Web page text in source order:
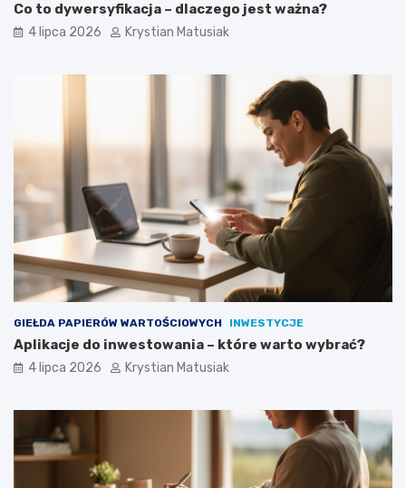
Co to dywersyfikacja – dlaczego jest ważna?
4 lipca 2026 Krystian Matusiak
GIEŁDA PAPIERÓW WARTOŚCIOWYCH INWESTYCJE
Aplikacje do inwestowania – które warto wybrać?
4 lipca 2026 Krystian Matusiak